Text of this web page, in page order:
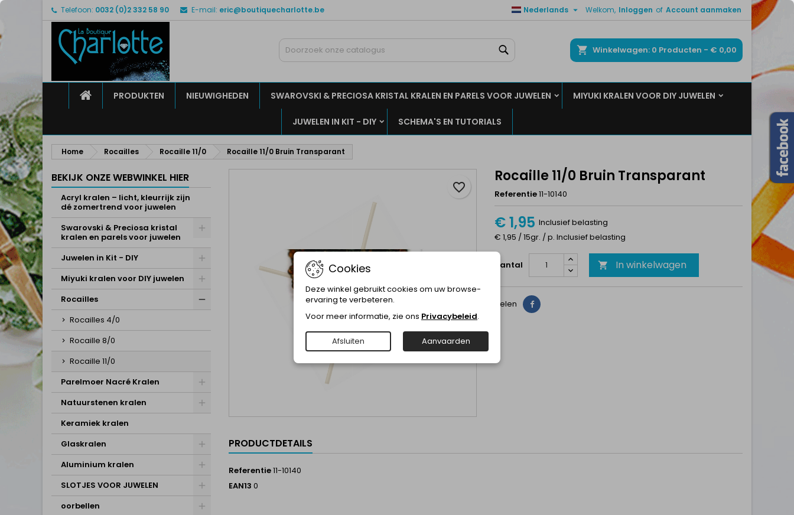
Telefoon: 0032 (0)2 332 58 90 E-mail: eric@boutiquecharlotte.be Welkom, Inloggen of Account aanmaken
Nederlands 
Winkelwagen 0 Producten - € 0,00
HOMEPRODUKTEN NIEUWIGHEDEN SWAROVSKI & PRECIOSA KRISTAL KRALEN EN PARELS VOOR JUWELEN MIYUKI KRALEN VOOR DIY JUWELEN
JUWELEN IN KIT - DIY SCHEMA'S EN TUTORIALS
Home Rocailles Rocaille 11/0 Rocaille 11/0 Bruin Transparant
BEKIJK ONZE WEBWINKEL HIER
Acryl kralen – licht, kleurrijk zijn
dé zomertrend voor juwelen
Swarovski & Preciosa kristal
kralen en parels voor juwelen
Juwelen in Kit - DIY
Miyuki kralen voor DIY juwelen
Rocailles
Rocailles 4/0
Rocaille 8/0
Rocaille 11/0
Parelmoer Nacré Kralen
Natuurstenen kralen
Keramiek kralen
Glaskralen
Aluminium kralen
SLOTJES VOOR JUWELEN
oorbellen
Rocaille 11/0 Bruin Transparant
Referentie11-10140
€ 1,95 Inclusief belasting
€ 1,95 / 15gr. / p. Inclusief belasting
Aantal  In winkelwagen
favorite_border
Delen Delen
PRODUCTDETAILS
Referentie11-10140
EAN13 0
Mijn verlanglijsten
Maak een lijst
Maak een verlanglijst
Inloggen
U moet ingelogd zijn om producten in uw verlanglijst op te slaan.
Annuleren Inloggen
Cookies
Deze winkel gebruikt cookies om uw browse-
ervaring te verbeteren.
Voor meer informatie, zie ons Privacybeleid.
Afsluiten Aanvaarden